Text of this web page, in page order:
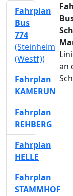
an
Fahrplan
Bus
774
(Steinheim
(Westf))
Fahrplan
KAMERUN
Fahrplan
REHBERG
Fahrplan
HELLE
Fahrplan
STAMMHOF